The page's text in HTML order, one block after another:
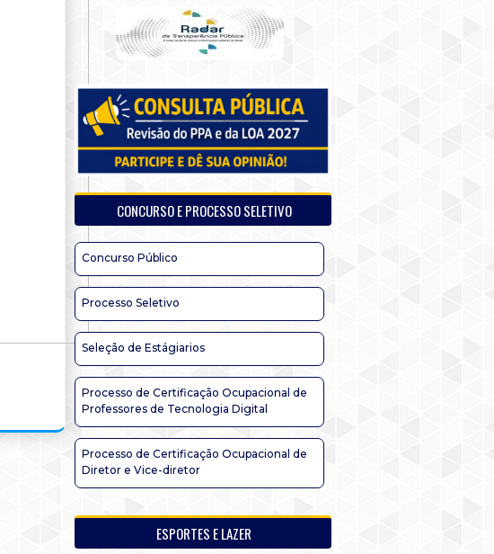
CONCURSO E PROCESSO SELETIVO
Concurso Público
Processo Seletivo
Seleção de Estágiarios
Processo de Certificação Ocupacional de
Professores de Tecnologia Digital
Processo de Certificação Ocupacional de
Diretor e Vice-diretor
ESPORTES E LAZER